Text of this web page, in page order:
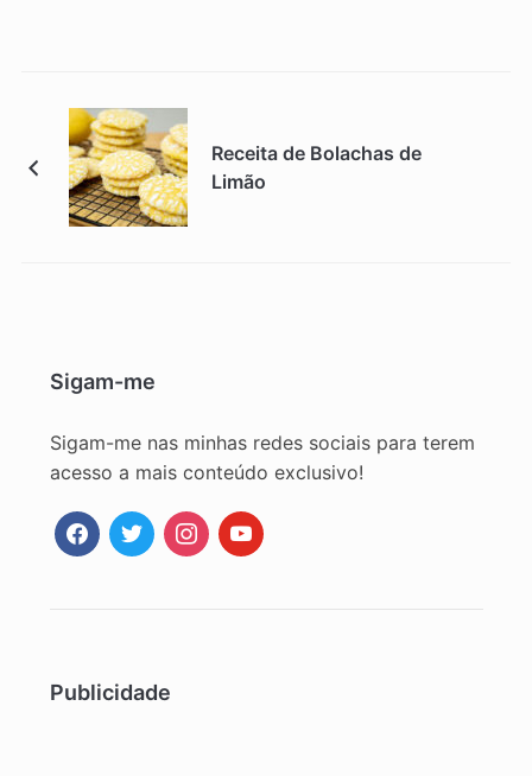
Receita de Bolachas de
Limão
Sigam-me
Sigam-me nas minhas redes sociais para terem
acesso a mais conteúdo exclusivo!
facebooktwitterinstagram
youtube
Publicidade